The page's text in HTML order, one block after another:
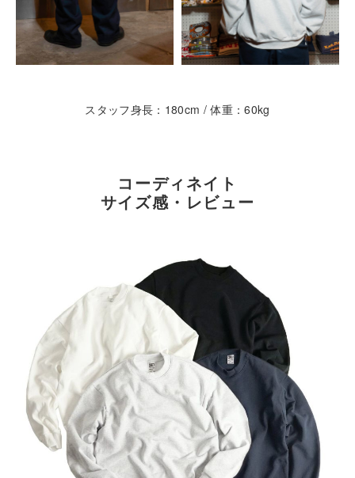
スタッフ身長：180cm / 体重：60kg
コーディネイト
サイズ感・レビュー